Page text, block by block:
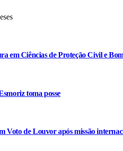
em Ciências de Proteção Civil e
toma posse
Voto de Louvor após missão